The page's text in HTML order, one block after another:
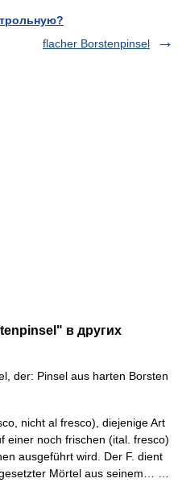
flacher Borstenpinsel
в других
der: Pinsel aus harten Borsten
nicht al fresco), diejenige Art
einer noch frischen (ital. fresco)
ausgeführt wird. Der F. dient
Mörtel aus seinem… …